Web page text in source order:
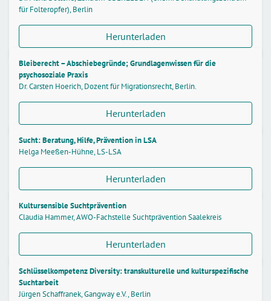
für Folteropfer), Berlin
Herunterladen
Bleiberecht – Abschiebegründe; Grundlagenwissen für die
psychosoziale Praxis
Dr. Carsten Hoerich, Dozent für Migrationsrecht, Berlin.
Herunterladen
Sucht: Beratung, Hilfe, Prävention in LSA
Helga Meeßen-Hühne, LS-LSA
Herunterladen
Kultursensible Suchtprävention
Claudia Hammer, AWO-Fachstelle Suchtprävention Saalekreis
Herunterladen
Schlüsselkompetenz Diversity: transkulturelle und kulturspezifische
Suchtarbeit
Jürgen Schaffranek, Gangway e.V., Berlin